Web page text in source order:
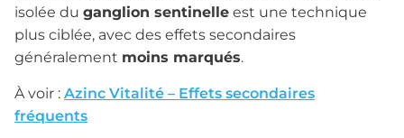
isolée du ganglion sentinelle est une technique
plus ciblée, avec des effets secondaires
généralement moins marqués.
À voir : Azinc Vitalité – Effets secondaires
fréquents